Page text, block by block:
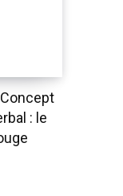
: le